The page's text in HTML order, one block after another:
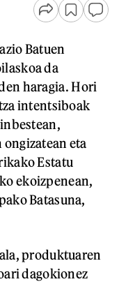
Batuen
da
haragia. Hori
intentsiboak
eta
Estatu
ekoizpenean,
Batasuna,
produktuaren
dagokionez